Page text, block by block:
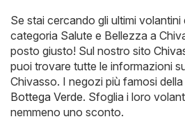
Se stai cercando gli ultimi volantini
categoria Salute e Bellezza a
posto giusto! Sul nostro sito
puoi trovare tutte le informazioni
Chivasso. I negozi più famosi
Bottega Verde. Sfoglia i loro
nemmeno uno sconto.